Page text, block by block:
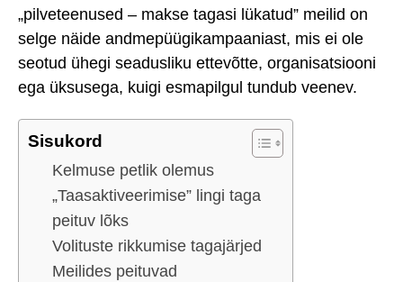
„pilveteenused – makse tagasi lükatud” meilid on
selge näide andmepüügikampaaniast, mis ei ole
seotud ühegi seadusliku ettevõtte, organisatsiooni
ega üksusega, kuigi esmapilgul tundub veenev.
Sisukord
Kelmuse petlik olemus
„Taasaktiveerimise” lingi taga
peituv lõks
Volituste rikkumise tagajärjed
Meilides peituvad